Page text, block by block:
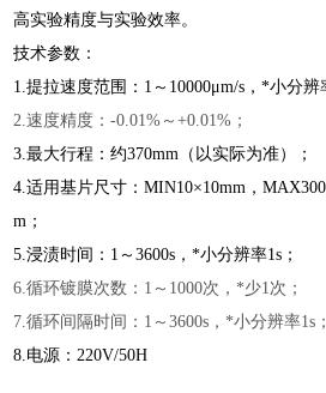
高实验精度与实验效率。
技术参数：
1.提拉速度范围：1～10000μm/s，*小分辨
2.速度精度：-0.01%～+0.01%；
3.最大行程：约370mm（以实际为准）；
4.适用基片尺寸：MIN10×10mm，
m；
5.浸渍时间：1～3600s，*小分辨率1s；
6.循环镀膜次数：1～1000次，*少1次；
7.循环间隔时间：1～3600s，*小分辨率1s；
8.电源：220V/50H